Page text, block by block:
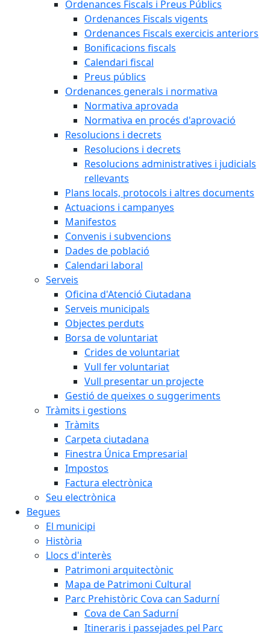
Ordenances Fiscals i Preus Públics
Ordenances Fiscals vigents
Ordenances Fiscals exercicis anteriors
Bonificacions fiscals
Calendari fiscal
Preus públics
Ordenances generals i normativa
Normativa aprovada
Normativa en procés d'aprovació
Resolucions i decrets
Resolucions i decrets
Resolucions administratives i judicials
rellevants
Plans locals, protocols i altres documents
Actuacions i campanyes
Manifestos
Convenis i subvencions
Dades de població
Calendari laboral
Serveis
Oficina d'Atenció Ciutadana
Serveis municipals
Objectes perduts
Borsa de voluntariat
Crides de voluntariat
Vull fer voluntariat
Vull presentar un projecte
Gestió de queixes o suggeriments
Tràmits i gestions
Tràmits
Carpeta ciutadana
Finestra Única Empresarial
Impostos
Factura electrònica
Seu electrònica
Begues
El municipi
Història
Llocs d'interès
Patrimoni arquitectònic
Mapa de Patrimoni Cultural
Parc Prehistòric Cova can Sadurní
Cova de Can Sadurní
Itineraris i passejades pel Parc